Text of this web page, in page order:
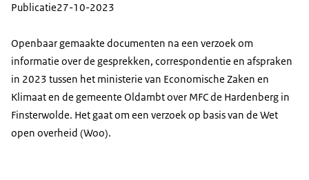
Publicatie27-10-2023
Openbaar gemaakte documenten na een verzoek om
informatie over de gesprekken, correspondentie en afspraken
in 2023 tussen het ministerie van Economische Zaken en
Klimaat en de gemeente Oldambt over MFC de Hardenberg in
Finsterwolde. Het gaat om een verzoek op basis van de Wet
open overheid (Woo).